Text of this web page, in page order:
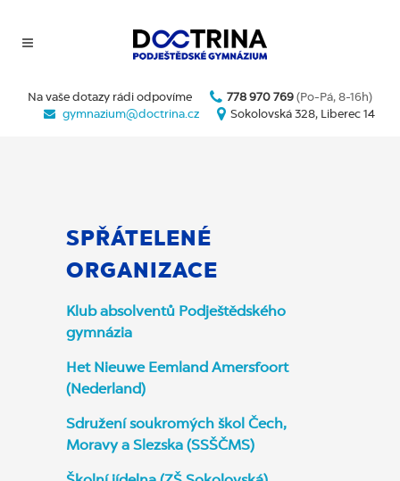
Na vaše dotazy rádi odpovíme 778 970 769 (Po-Pá, 8-16h)
gymnazium@doctrina.cz
Sokolovská 328, Liberec 14
SPŘÁTELENÉ
ORGANIZACE
Klub absolventů Podještědského
gymnázia
Het Nieuwe Eemland Amersfoort
(Nederland)
Sdružení soukromých škol Čech,
Moravy a Slezska (SSŠČMS)